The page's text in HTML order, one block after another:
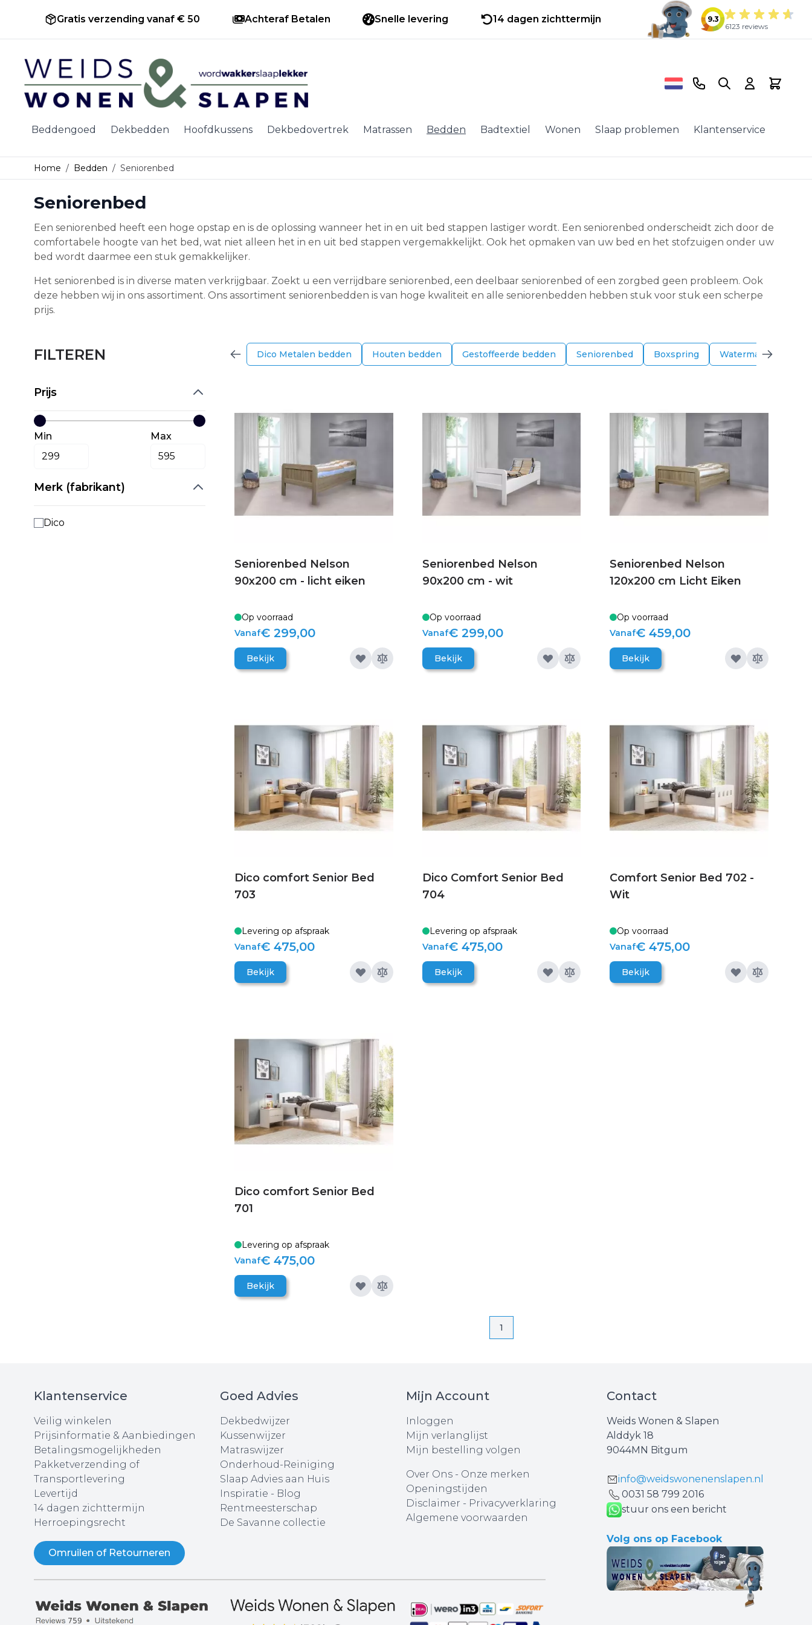
Gratis verzending vanaf € 50 Achteraf Betalen Snelle levering 14 dagen zichttermijn
9.3
6123 reviews
Ga naar de inhoud
Beddengoed Dekbedden Hoofdkussens Dekbedovertrek Matrassen Bedden Badtextiel Wonen Slaap problemen Klantenservice
Telefoonnummer
Search Cart
Home / Bedden / Seniorenbed
Seniorenbed
Een seniorenbed heeft een hoge opstap en is de oplossing wanneer het in en uit bed stappen lastiger wordt. Een seniorenbed onderscheidt zich door de
comfortabele hoogte van het bed, wat niet alleen het in en uit bed stappen vergemakkelijkt. Ook het opmaken van uw bed en het stofzuigen onder uw
bed wordt daarmee een stuk gemakkelijker.
Het seniorenbed is in diverse maten verkrijgbaar. Zoekt u een verrijdbare seniorenbed, een deelbaar seniorenbed of een zorgbed geen probleem. Ook
deze hebben wij in ons assortiment. Ons assortiment seniorenbedden is van hoge kwaliteit en alle seniorenbedden hebben stuk voor stuk een scherpe
prijs.
FILTEREN
Prijs
Min Max
Merk (fabrikant)
Dico
Dico Metalen bedden Houten bedden Gestoffeerde bedden Seniorenbed Boxspring Watermatras-
Seniorenbed Nelson
90x200 cm - licht eiken
Op voorraad
Vanaf€ 299,00
Bekijk
Seniorenbed Nelson
90x200 cm - wit
Op voorraad
Vanaf€ 299,00
Bekijk
Seniorenbed Nelson
120x200 cm Licht Eiken
Op voorraad
Vanaf€ 459,00
Bekijk
Dico comfort Senior Bed
703
Levering op afspraak
Vanaf€ 475,00
Bekijk
Dico Comfort Senior Bed
704
Levering op afspraak
Vanaf€ 475,00
Bekijk
Comfort Senior Bed 702 -
Wit
Op voorraad
Vanaf€ 475,00
Bekijk
Dico comfort Senior Bed
701
Levering op afspraak
Vanaf€ 475,00
Bekijk
Pagina
Pagina
1
Klantenservice
Veilig winkelen
Prijsinformatie & Aanbiedingen
Betalingsmogelijkheden
Pakketverzending of
Transportlevering
Levertijd
14 dagen zichttermijn
Herroepingsrecht
Omruilen of Retourneren
Goed Advies
Dekbedwijzer
Kussenwijzer
Matraswijzer
Onderhoud-Reiniging
Slaap Advies aan Huis
Inspiratie - Blog
Rentmeesterschap
De Savanne collectie
Mijn Account
Inloggen
Mijn verlanglijst
Mijn bestelling volgen
Over Ons- Onze merken
Openingstijden
Disclaimer - Privacyverklaring
Algemene voorwaarden
Contact
Weids Wonen & Slapen
Alddyk 18
9044MN Bitgum
info@weidswonenenslapen.nl
0031 ‪58 799 2016‬
stuur ons een bericht
Volg ons op Facebook